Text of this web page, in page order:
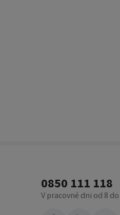
0850 111 118
V pracovné dni od 8